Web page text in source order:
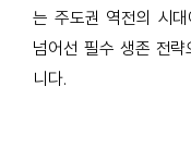
는 주도권 역전의 시
넘어선 필수 생존 전
니다.